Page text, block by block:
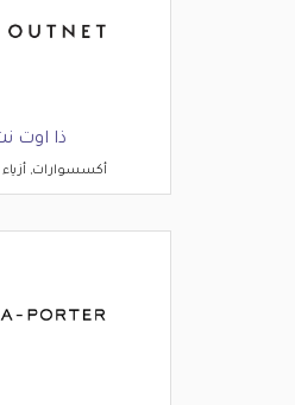
ذا اوت
أكسسوارات,